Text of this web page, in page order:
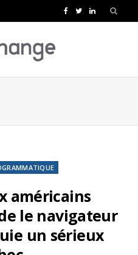
e
T
t
L
k
américains
le navigateur
un sérieux